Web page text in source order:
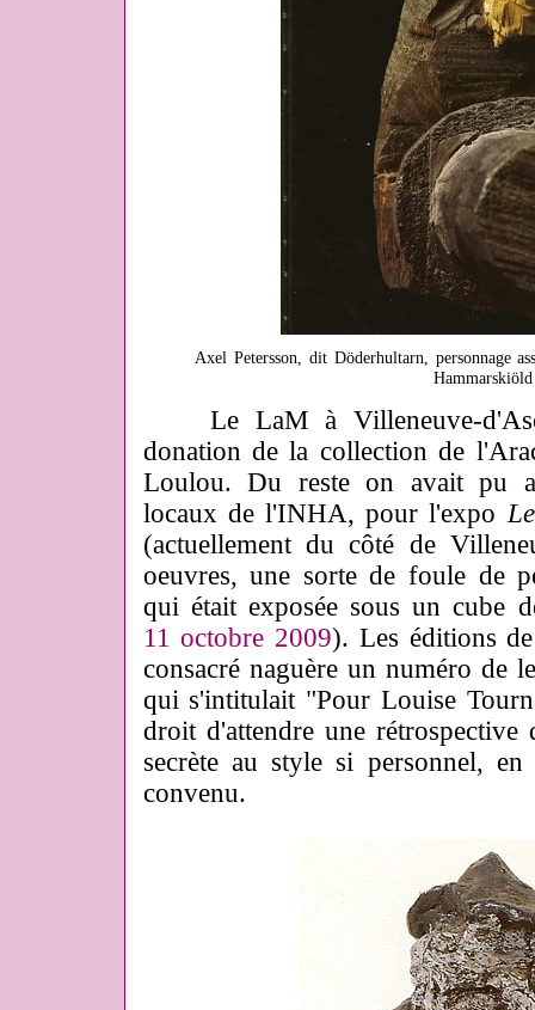
Axel Petersson, dit Döderhultarn, personnage
Hammarskiöld
Le LaM à Villeneuve-
donation de la collection de
Loulou. Du reste on avait pu
locaux de l'INHA, pour l'expo
(actuellement du côté de
oeuvres, une sorte de foule de
qui était exposée sous un cube
11 octobre 2009). Les éditions
consacré naguère un numéro de
qui s'intitulait "Pour Louise
droit d'attendre une rétrospective
secrète au style si personnel,
convenu.